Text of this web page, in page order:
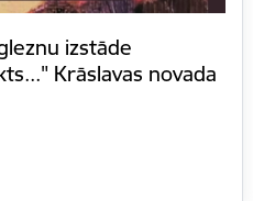
izstāde
Krāslavas novada